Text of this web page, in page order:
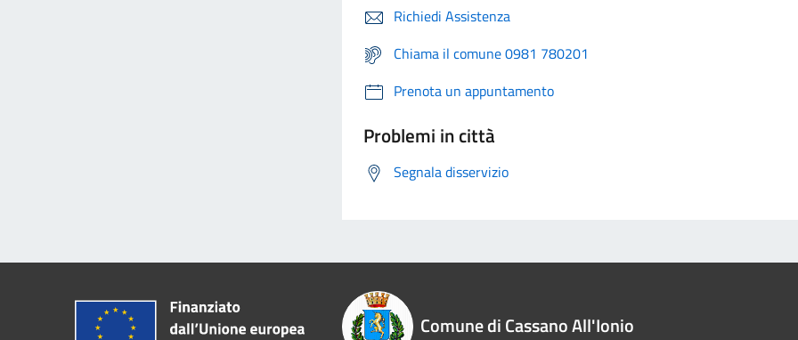
Richiedi Assistenza
Chiama il comune 0981 780201
Prenota un appuntamento
Problemi in città
Segnala disservizio
Comune di Cassano All'Ionio